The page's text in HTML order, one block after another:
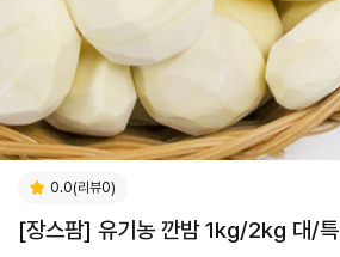
0.0(리뷰0)
[장스팜] 유기농 깐밤 1kg/2kg 대/특